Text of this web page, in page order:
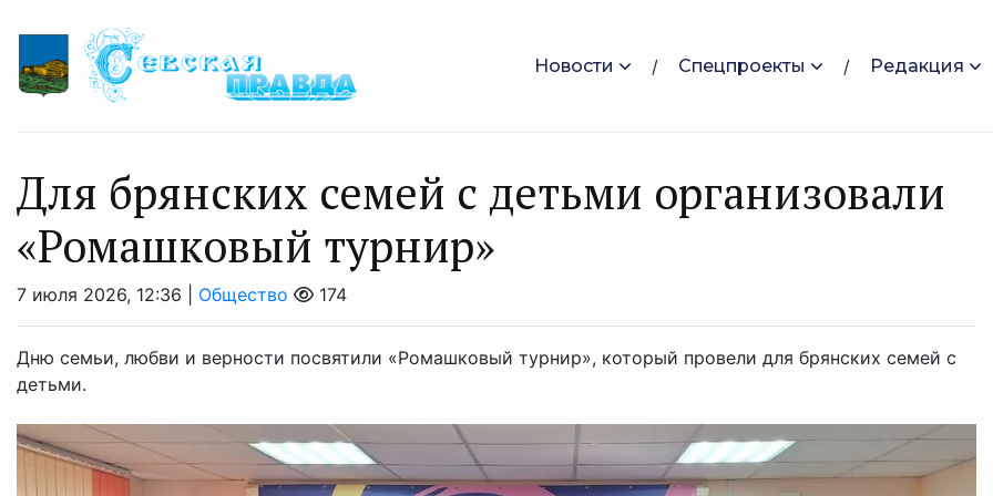
Новости Спецпроекты Редакция
Для брянских семей с детьми организовали
«Ромашковый турнир»
7 июля 2026, 12:36 | Общество 174
Дню семьи, любви и верности посвятили «Ромашковый турнир», который провели для брянских семей с
детьми.